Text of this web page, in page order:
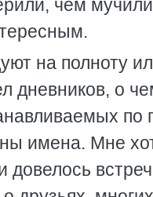
чем
на полноту
дневников, о
по
имена. Мне